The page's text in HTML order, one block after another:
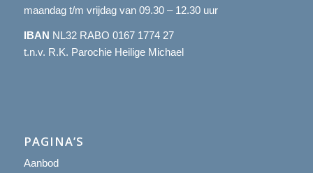
maandag t/m vrijdag van 09.30 – 12.30 uur
IBAN NL32 RABO 0167 1774 27
t.n.v. R.K. Parochie Heilige Michael
PAGINA’S
Aanbod